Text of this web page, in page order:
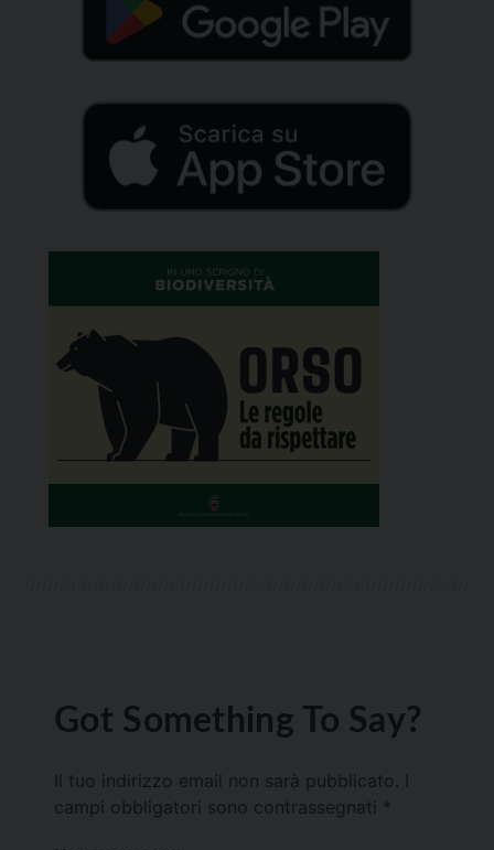
Got Something To Say?
Il tuo indirizzo email non sarà pubblicato.
campi obbligatori sono contrassegnati *